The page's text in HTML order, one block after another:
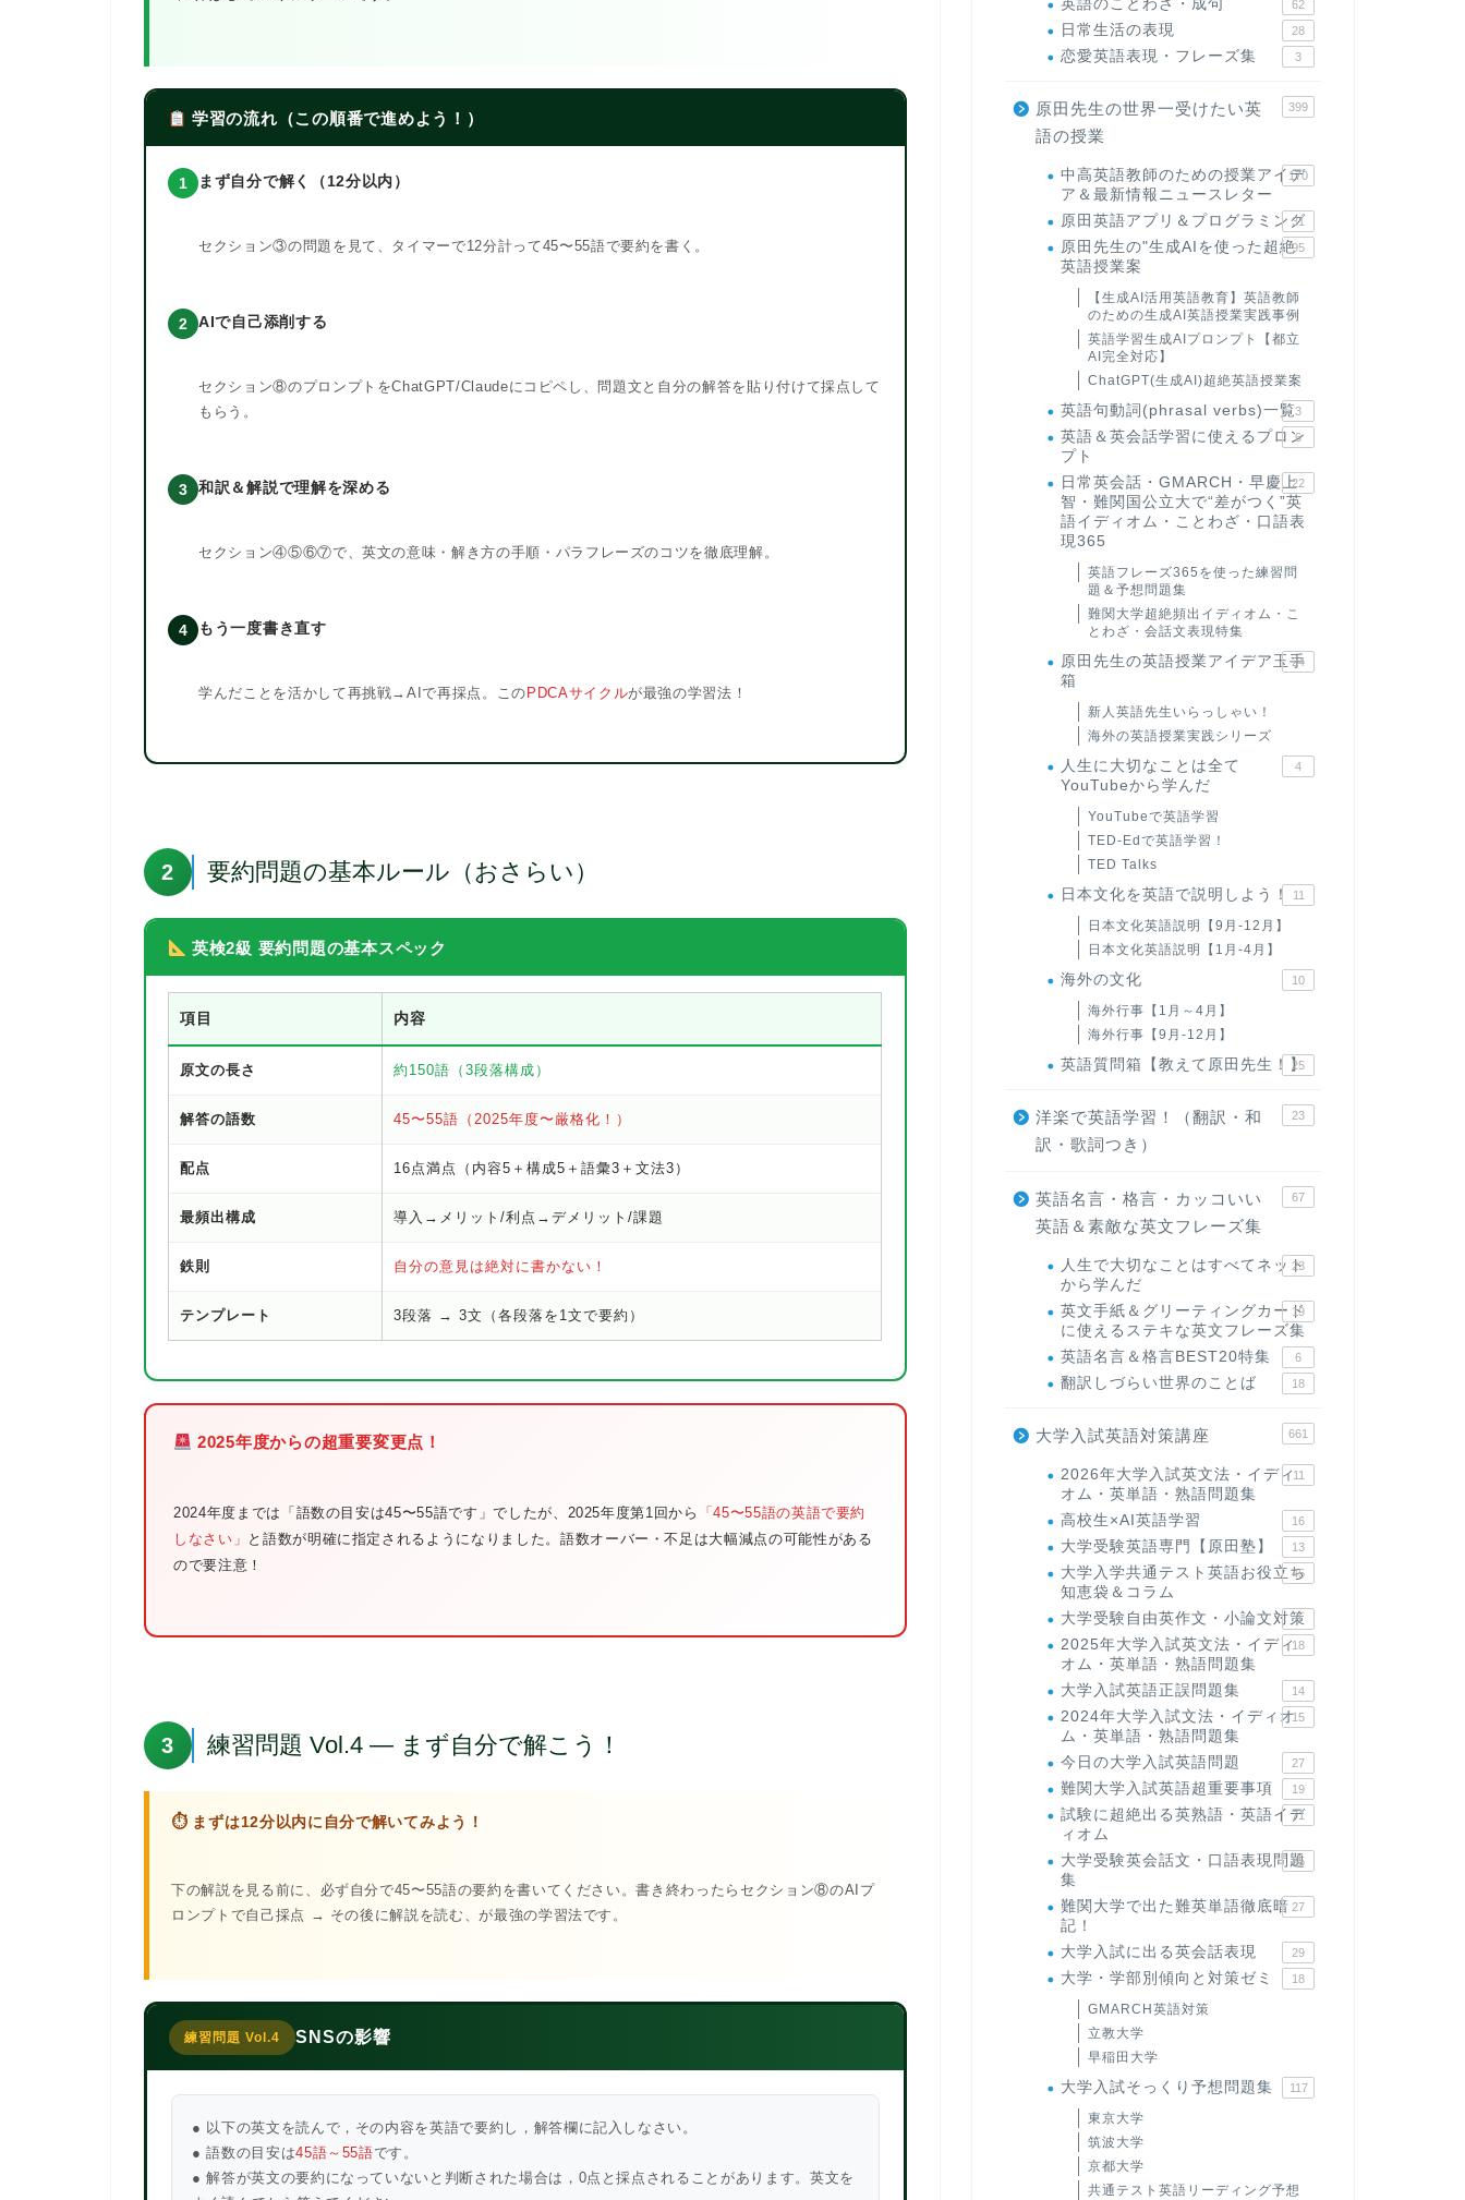
学習の流れ（この順番で進めよう！）
1 まず自分で解く（12分以内）
セクション③の問題を見て、 タイマーで12分計って45〜55語で要約を書く。
2 AIで自己添削する
セクション⑧のプロンプトをChatGPT/Claudeにコピペし、問題文と自分の解答を貼り付けて採点して
もらう。
3 和訳＆解説で理解を深める
セクション④⑤⑥⑦で、英文の意味・解き方の手順・パラフレーズのコツを徹底理解。
4 もう一度書き直す
学んだことを活かして再挑戦→AIで再採点。この PDCAサイクルが最強の学習法！
2 要約問題の基本ルール（おさらい）
英検2級 要約問題の基本スペック
項目 内容
原文の長さ 約150語（3段落構成）
解答の語数 45〜55語（2025年度〜厳格化！）
配点 16点満点（内容5＋構成5＋語彙3＋文法3）
最頻出構成 導入→メリット/利点→デメリット/課題
鉄則 自分の意見は絶対に書かない！
テンプレート 3段落 → 3文 （各段落を1文で要約）
2025年度からの超重要変更点！
2024年度までは「語数の目安は45〜55語です」でしたが、2025年度第1回から
「45〜55語の英語で要約
しなさい」 と語数が明確に指定 されるようになりました。語数オーバー・不足は大幅減点の可能性がある
ので要注意！
3 練習問題 Vol.4 — まず自分で解こう！
⏱ まずは12分以内に自分で解いてみよう！
下の解説を見る前に、必ず自分で45〜55語の要約を書いてください。書き終わったらセクション⑧のAIプ
ロンプトで自己採点 → その後に解説を読む、が最強の学習法です。
練習問題 Vol.4 SNSの影響
● 以下の英文を読んで，その内容を英語で要約し，解答欄に記入しなさい。
● 語数の目安は45語～55語です。
● 解答が英文の要約になっていないと判断された場合は，0点と採点されることがあります。英文を
英語のことわざ・成句 62
日常生活の表現 28
恋愛英語表現・フレーズ集 3
原田先生の世界一受けたい英
語の授業
399
中高英語教師のための授業アイデ
ア＆最新情報ニュースレター
170
原田英語アプリ＆プログラミング
31
原田先生の"生成AIを使った超絶
英語授業案
95
【生成AI活用英語教育】英語教師
のための生成AI英語授業実践事例
英語学習生成AIプロンプト【都立
AI完全対応】
ChatGPT(生成AI)超絶英語授業案
英語句動詞(phrasal verbs)一覧3
英語＆英会話学習に使えるプロン
プト
6
日常英会話・GMARCH・早慶上
智・難関国公立大で“差がつく”英
語イディオム・ことわざ・口語表
現365
22
英語フレーズ365を使った練習問
題＆予想問題集
難関大学超絶頻出イディオム・こ
とわざ・会話文表現特集
原田先生の英語授業アイデア玉手
箱
24
新人英語先生いらっしゃい！
海外の英語授業実践シリーズ
人生に大切なことは全て
YouTubeから学んだ
4
YouTubeで英語学習
TED-Edで英語学習！
TED Talks
日本文化を英語で説明しよう！ 11
日本文化英語説明【9月-12月】
日本文化英語説明【1月-4月】
海外の文化 10
海外行事【1月～4月】
海外行事【9月-12月】
英語質問箱【教えて原田先生！】
25
洋楽で英語学習！（翻訳・和
訳・歌詞つき）
23
英語名言・格言・カッコいい
英語＆素敵な英文フレーズ集
67
人生で大切なことはすべてネット
から学んだ
23
英文手紙＆グリーティングカード
に使えるステキな英文フレーズ集
19
英語名言＆格言BEST20特集 6
翻訳しづらい世界のことば 18
大学入試英語対策講座 661
2026年大学入試英文法・イディ
オム・英単語・熟語問題集
11
高校生×AI英語学習 16
大学受験英語専門【原田塾】 13
大学入学共通テスト英語お役立ち
知恵袋＆コラム
45
大学受験自由英作文・小論文対策
8
2025年大学入試英文法・イディ
オム・英単語・熟語問題集
18
大学入試英語正誤問題集 14
2024年大学入試文法・イディオ
ム・英単語・熟語問題集
15
今日の大学入試英語問題 27
難関大学入試英語超重要事項 19
試験に超絶出る英熟語・英語イデ
ィオム
71
大学受験英会話文・口語表現問題
集
35
難関大学で出た難英単語徹底暗
記！
27
大学入試に出る英会話表現 29
大学・学部別傾向と対策ゼミ 18
GMARCH英語対策
立教大学
早稲田大学
大学入試そっくり予想問題集 117
東京大学
筑波大学
京都大学
共通テスト英語リーディング予想